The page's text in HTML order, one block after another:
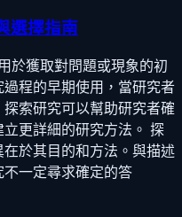
選擇指南
於獲取對問題或現象的初
程的早期使用，當研究者
索研究可以幫助研究者確
更詳細的研究方法。 探
於其目的和方法。與描述
一定尋求確定的答